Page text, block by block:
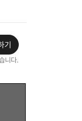
기
니다.